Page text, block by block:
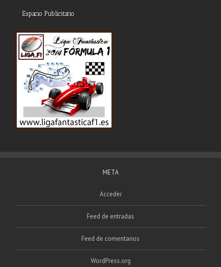
Espacio Publicitario
META
Acceder
Feed de entradas
Feed de comentarios
WordPress.org